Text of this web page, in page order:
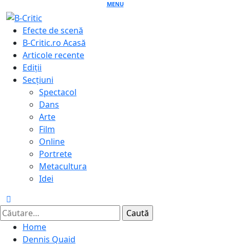
to
content
MENU
Primary
Menu
Efecte de scenă
B-Critic.ro Acasă
Articole recente
Ediții
Secțiuni
Spectacol
Dans
Arte
Film
Online
Portrete
Metacultura
Idei
Caută
după:Home
Dennis Quaid